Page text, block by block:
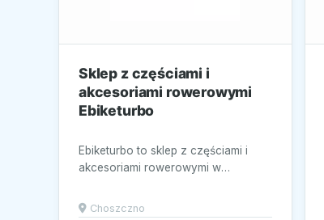
Sklep z częściami i
akcesoriami rowerowymi
Ebiketurbo
Ebiketurbo to sklep z częściami i
akcesoriami rowerowymi w
kompletność oferty...
Choszczno